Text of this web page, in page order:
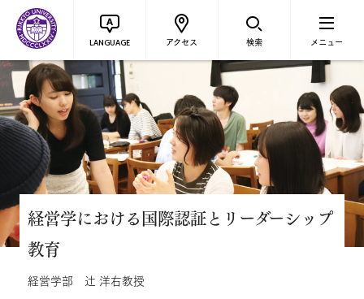
LANGUAGE アクセス 検索 メニュー
経営学における国際認証とリーダーシップ
教育
経営学部 辻 洋右教授